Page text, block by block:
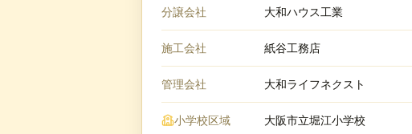
分譲会社 大和ハウス工業
施工会社 紙谷工務店
管理会社 大和ライフネクスト
小学校区域 大阪市立堀江小学校